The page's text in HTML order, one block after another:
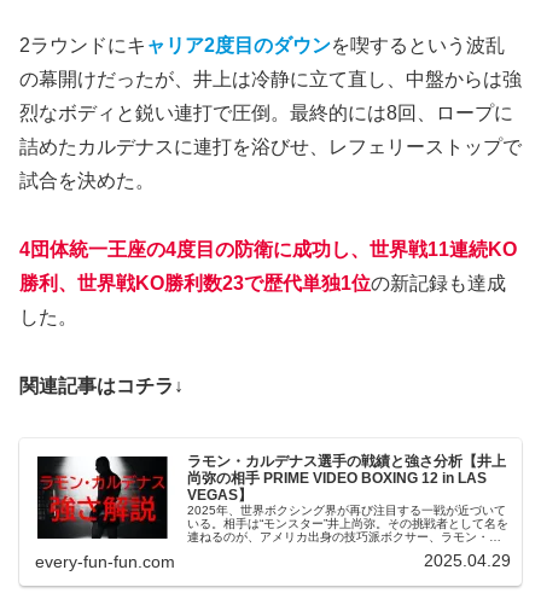
2ラウンドにキ ャリア2度目のダウンを喫するという波乱
の幕開けだったが、井上は冷静に立て直し、中盤からは強
烈なボディと鋭い連打で圧倒。最終的には8回、ロープに
詰めたカルデナスに連打を浴びせ、レフェリーストップで
試合を決めた。
4団体統一王座の4度目の防衛に成功し、 世界戦11連続KO
勝利、世界戦KO勝利数23で歴代単独1位の新記録も達成
した。
関連記事はコチラ↓
ラモン・カルデナス選手の戦績と強さ分析【井上
尚弥の相手 PRIME VIDEO BOXING 12 in LAS
VEGAS】
2025年、世界ボクシング界が再び注目する一戦が近づいて
いる。相手は“モンスター”井上尚弥。その挑戦者として名を
連ねるのが、アメリカ出身の技巧派ボクサー、ラモン・カ
ルからファイトスタイル、そして井上戦に向けた注目ポイ
頻度の高いキーワードを意識しながら、井上尚弥との対戦
every-fun-fun.com 2025.04.29